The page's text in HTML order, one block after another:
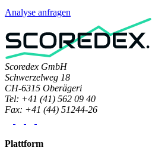
Analyse anfragen
Scoredex GmbH
Schwerzelweg 18
CH-6315 Oberägeri
Tel: +41 (41) 562 09 40
Fax: +41 (44) 51244-26
Plattform